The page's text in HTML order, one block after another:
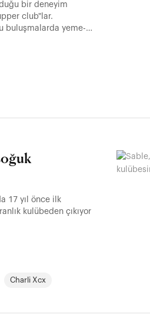
bir deneyim
club"lar.
buluşmalarda yeme-
17 yıl önce ilk
kulübeden çıkıyor
Charli Xcx